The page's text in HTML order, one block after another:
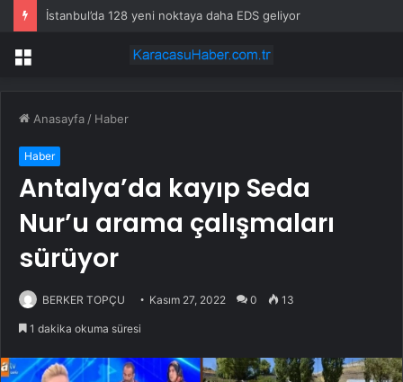
İstanbul’da 128 yeni noktaya daha EDS geliyor
Menü
Anasayfa / Haber
Haber
Antalya’da kayıp Seda
Nur’u arama çalışmaları
sürüyor
BERKER TOPÇU Kasım 27, 2022 0 13
1 dakika okuma süresi